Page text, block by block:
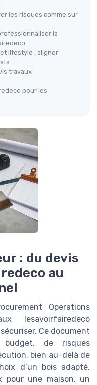
les risques comme sur
la
et lifestyle : aligner
travaux
pour les
: du devis
au
Operations
lesavoirfairedeco
Ce document
de risques
bien au-delà de
d’un bois adapté.
pour une maison, un